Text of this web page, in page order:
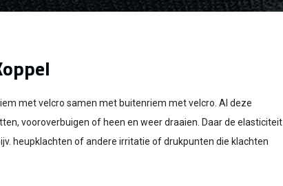
met velcro samen met buitenriem met velcro. Al deze
vooroverbuigen of heen en weer draaien. Daar de elasticiteit
heupklachten of andere irritatie of drukpunten die klachten